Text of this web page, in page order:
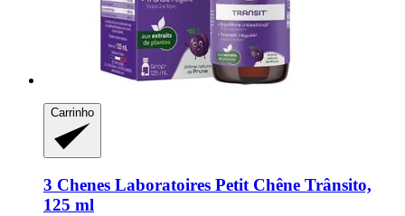
Carrinho
3 Chenes Laboratoires Petit Chêne Trânsito,
125 ml